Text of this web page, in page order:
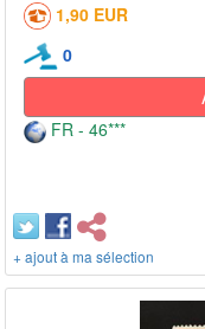
1,90 EUR
0
FR - 46***
+ ajout à ma sélection